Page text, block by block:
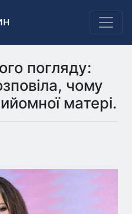
погляду:
чому
матері.